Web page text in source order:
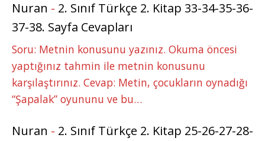
Nuran - 2. Sınıf Türkçe 2. Kitap 33-34-35-36-
37-38. Sayfa Cevapları
Soru: Metnin konusunu yazınız. Okuma öncesi
yaptığınız tahmin ile metnin konusunu
karşılaştırınız. Cevap: Metin, çocukların oynadığı
“Şapalak” oyununu ve bu…
Nuran - 2. Sınıf Türkçe 2. Kitap 25-26-27-28-